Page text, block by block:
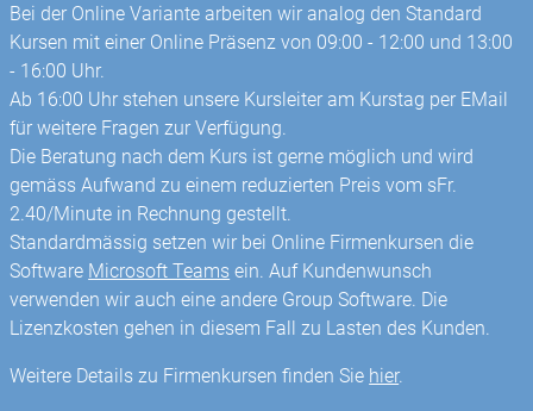
Bei der Online Variante arbeiten wir analog den Standard
Kursen mit einer Online Präsenz von 09:00 - 12:00 und 13:00
- 16:00 Uhr.
Ab 16:00 Uhr stehen unsere Kursleiter am Kurstag per EMail
für weitere Fragen zur Verfügung.
Die Beratung nach dem Kurs ist gerne möglich und wird
gemäss Aufwand zu einem reduzierten Preis vom sFr.
2.40/Minute in Rechnung gestellt.
Standardmässig setzen wir bei Online Firmenkursen die
Software Microsoft Teams ein. Auf Kundenwunsch
verwenden wir auch eine andere Group Software. Die
Lizenzkosten gehen in diesem Fall zu Lasten des Kunden.
Weitere Details zu Firmenkursen finden Sie hier.